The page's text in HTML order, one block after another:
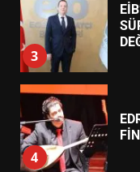
3
4